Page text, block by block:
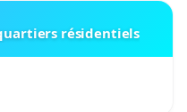
résidentiels